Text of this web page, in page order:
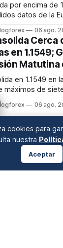
por encima de
datos de la
de 1.1620. La
la resistencia
06 ago.
Cerca
en 1.1549;
Matutina
en 1.1549 en
máximos de
en 1.3463.
de
06 ago.
cookies para
nuestra
Aceptar